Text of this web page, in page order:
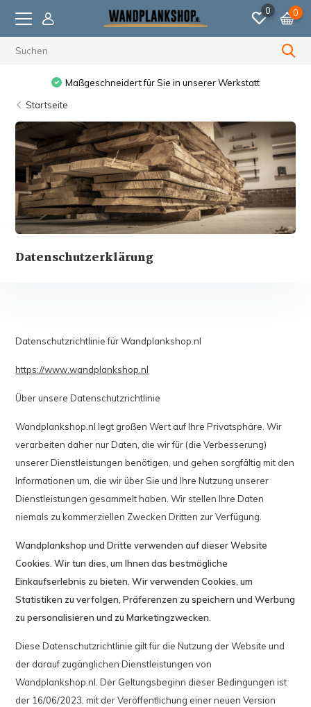
0 0
Maßgeschneidert für Sie in unserer Werkstatt
Startseite
Datenschutzerklärung
Datenschutzrichtlinie für Wandplankshop.nl
https://www.wandplankshop.nl
Über unsere Datenschutzrichtlinie
Wandplankshop.nl legt großen Wert auf Ihre Privatsphäre. Wir
verarbeiten daher nur Daten, die wir für (die Verbesserung)
unserer Dienstleistungen benötigen, und gehen sorgfältig mit den
Informationen um, die wir über Sie und Ihre Nutzung unserer
Dienstleistungen gesammelt haben. Wir stellen Ihre Daten
niemals zu kommerziellen Zwecken Dritten zur Verfügung.
Wandplankshop und Dritte verwenden auf dieser Website
Cookies. Wir tun dies, um Ihnen das bestmögliche
Einkaufserlebnis zu bieten. Wir verwenden Cookies, um
Statistiken zu verfolgen, Präferenzen zu speichern und Werbung
zu personalisieren und zu Marketingzwecken.
Diese Datenschutzrichtlinie gilt für die Nutzung der Website und
der darauf zugänglichen Dienstleistungen von
Wandplankshop.nl. Der Geltungsbeginn dieser Bedingungen ist
der 16/06/2023, mit der Veröffentlichung einer neuen Version